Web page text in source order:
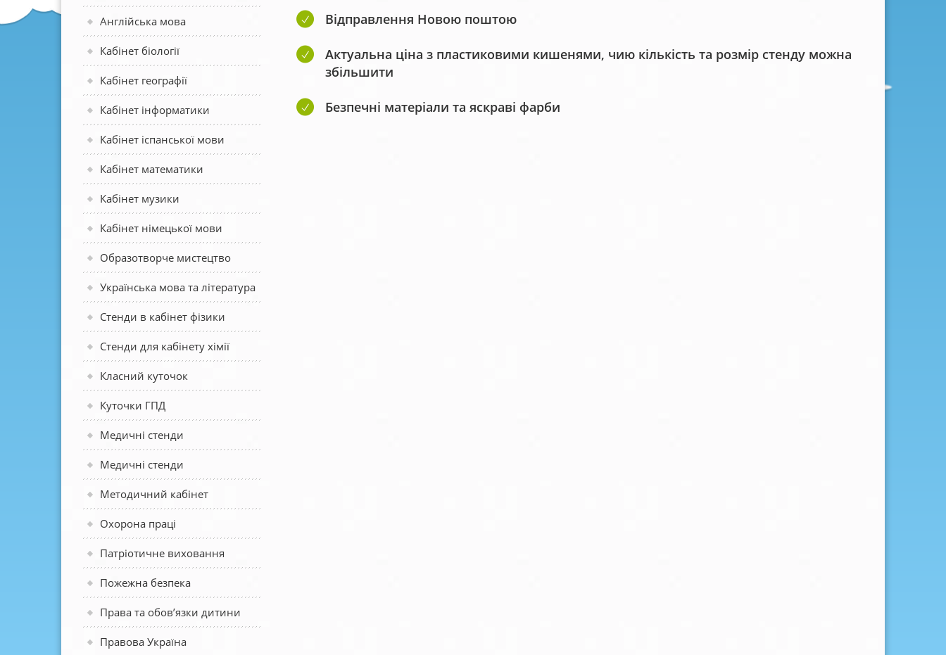
Англійська мова
Кабінет біології
Кабінет географії
Кабінет інформатики
Кабінет іспанської мови
Кабінет математики
Кабінет музики
Кабінет німецької мови
Образотворче мистецтво
Українська мова та література
Стенди в кабінет фізики
Стенди для кабінету хімії
Класний куточок
Куточки ГПД
Медичні стенди
Медичні стенди
Методичний кабінет
Охорона праці
Патріотичне виховання
Пожежна безпека
Права та обов’язки дитини
Правова Україна
Відправлення Новою поштою
Актуальна ціна з пластиковими кишенями, чию кількість та розмір стенду можна
збільшити
Безпечні матеріали та яскраві фарби